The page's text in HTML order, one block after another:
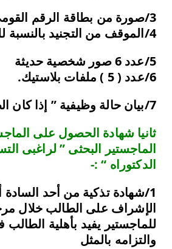
3/صورة من بطاقة الرقم القومى .
4/الموقف من التجنيد بالنسبة للذكور.
5/ عدد 6 صور شخصية حديثة
6/عدد ( 5 ) ملفات
بلاستيك.
7/ بيان حالة وظيفية ” إذا كان
ثانيا شهادة الحصول على
الماجستير البحثى ” لراغبى
الدكتوراه “ :-
1/شهادة تذكية من أحد السادة
الإشراف على الطالب خلال
للماجستير يفيد بأهلية
والتزامه بالمثل